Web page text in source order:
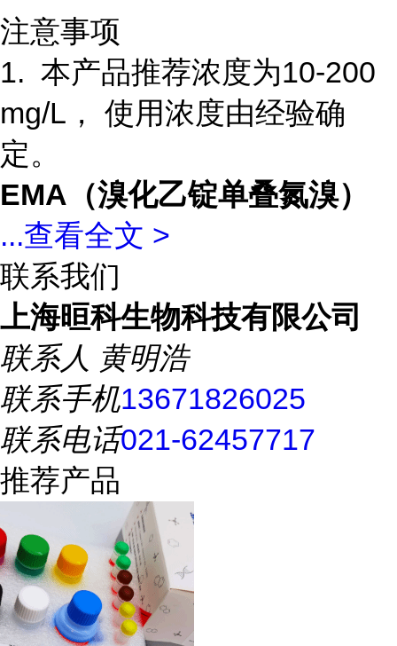
注意事项
1. 本产品推荐浓度为10-200
mg/L， 使用浓度由经验确
定。
EMA（溴化乙锭单叠氮溴）
...查看全文 >
联系我们
上海晅科生物科技有限公司
联系人 黄明浩
联系手机13671826025
联系电话021-62457717
推荐产品